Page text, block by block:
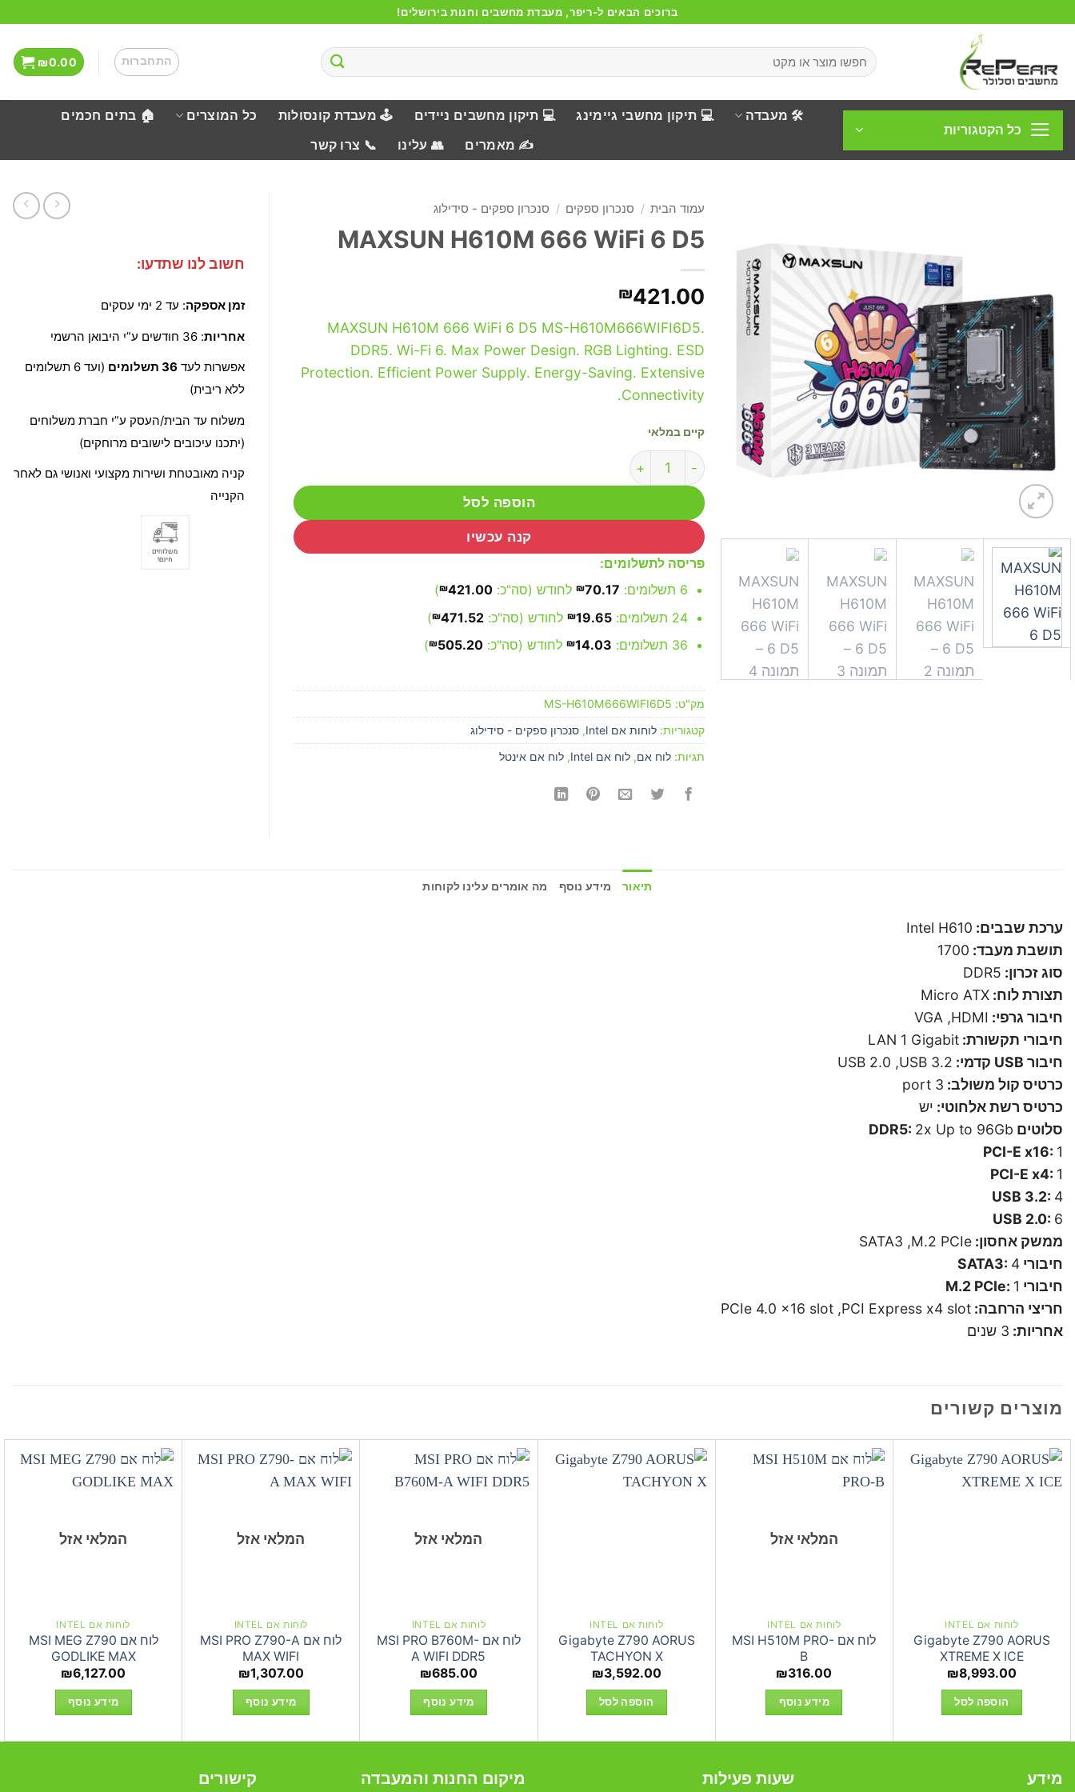
ברוכים הבאים ל-ריפר, מעבדת מחשבים וחנות בירושלים!
חיפוש
עבור:
התחברות ₪0.00
כל הקטגוריות
🛠️ מעבדה 💻 תיקון מחשבי גיימינג 💻 תיקון מחשבים ניידים 🕹️ מעבדת קונסולות כל המוצרים
🏠 בתים חכמים
✍️ מאמרים
👥 עלינו 📞 צרו קשר
עמוד הבית / סנכרון ספקים / סנכרון ספקים - סידילוג
MAXSUN H610M 666 WiFi 6 D5
₪421.00
MAXSUN H610M 666 WiFi 6 D5 MS-H610M666WIFI6D5.
DDR5. Wi-Fi 6. Max Power Design. RGB Lighting. ESD
Protection. Efficient Power Supply. Energy-Saving. Extensive
Connectivity.
קיים במלאי
כמות של MAXSUN H610M 666 WiFi 6 D5
הוספה לסל
קנה עכשיו
פריסה לתשלומים:
6 תשלומים:
₪70.17 לחודש (סה"כ: ₪421.00
)
24 תשלומים:
₪19.65 לחודש (סה"כ: ₪471.52
)
36 תשלומים:
₪14.03 לחודש (סה"כ: ₪505.20
)
מק"ט: MS-H610M666WIFI6D5
קטגוריות: לוחות אם Intel , סנכרון ספקים - סידילוג
תגיות: לוח אם, לוח אם Intel , לוח אם אינטל
חשוב לנו שתדעו:
זמן אספקה: עד 2 ימי עסקים
אחריות: 36 חודשים ע”י היבואן הרשמי
אפשרות לעד 36 תשלומים
(ועד 6 תשלומים
ללא ריבית)
משלוח עד הבית/העסק ע”י חברת משלוחים
(יתכנו עיכובים לישובים מרוחקים)
קניה מאובטחת ושירות מקצועי ואנושי גם לאחר
הקנייה
תיאור מידע נוסף מה אומרים עלינו לקוחות
ערכת שבבים: Intel H610
תושבת מעבד: 1700
סוג זכרון: DDR5
תצורת לוח: Micro ATX
חיבור גרפי: VGA ,HDMI
חיבורי תקשורת: LAN 1 Gigabit
חיבור USB קדמי:
USB 2.0 ,USB 3.2
כרטיס קול משולב: 3 port
כרטיס רשת אלחוטי: יש
סלוטים DDR5: 2x Up to 96Gb
PCI-E x16: 1
PCI-E x4: 1
USB 3.2: 4
USB 2.0: 6
ממשק אחסון: SATA3 ,M.2 PCIe
חיבורי SATA3: 4
חיבורי M.2 PCIe: 1
חריצי הרחבה: PCIe 4.0 x16 slot ,PCI Express x4 slot
אחריות: 3 שנים
מוצרים קשורים
לוחות אם INTEL
Gigabyte Z790 AORUS
XTREME X ICE
₪8,993.00
הוספה לסל
המלאי אזל
לוחות אם INTEL
לוח אם MSI H510M PRO-
B
₪316.00
מידע נוסף
לוחות אם INTEL
Gigabyte Z790 AORUS
TACHYON X
₪3,592.00
הוספה לסל
המלאי אזל
לוחות אם INTEL
לוח אם MSI PRO B760M-
A WIFI DDR5
₪685.00
מידע נוסף
המלאי אזל
לוחות אם INTEL
לוח אם MSI PRO Z790-A
MAX WIFI
₪1,307.00
מידע נוסף
המלאי אזל
לוחות אם INTEL
לוח אם MSI MEG Z790
GODLIKE MAX
₪6,127.00
מידע נוסף
מידע שעות פעילות מיקום החנות והמעבדה קישורים